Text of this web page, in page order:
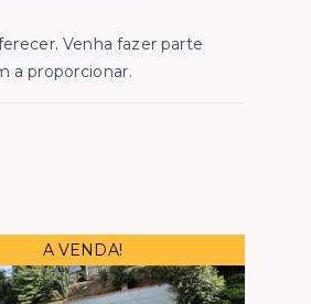
Venha fazer parte
a proporcionar.
A VENDA!